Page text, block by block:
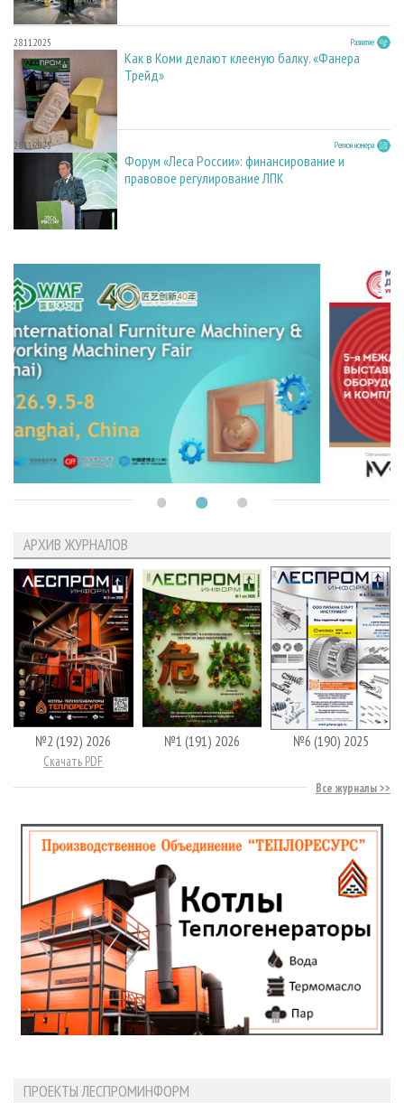
28.11.2025 Развитие
Как в Коми делают клееную балку. «Фанера
Трейд»
28.11.2025 Регион номера
Форум «Леса России»: финансирование и
правовое регулирование ЛПК
АРХИВ ЖУРНАЛОВ
№2 (192) 2026
Скачать PDF
№1 (191) 2026 №6 (190) 2025
Все журналы
ПРОЕКТЫ ЛЕСПРОМИНФОРМ